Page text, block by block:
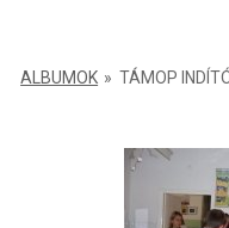
ALBUMOK » TÁMOP